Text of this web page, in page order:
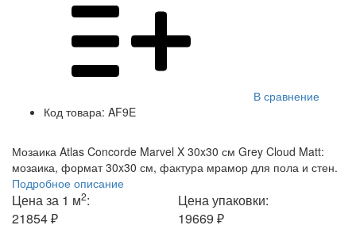
В сравнение
Код товара: AF9E
Мозаика Atlas Concorde Marvel X 30x30 см Grey Cloud Matt:
мозаика, формат 30x30 см, фактура мрамор для пола и стен.
Подробное описание
Цена за 1 м2:
21854 ₽
Цена упаковки:
19669 ₽